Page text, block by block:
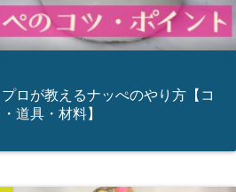
プロが教えるナッぺのやり方【コ
道具・材料】